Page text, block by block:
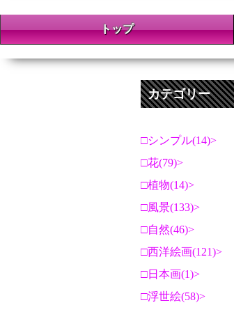
トップ
カテゴリー
シンプル(14)
花(79)
植物(14)
風景(133)
自然(46)
西洋絵画(121)
日本画(1)
浮世絵(58)